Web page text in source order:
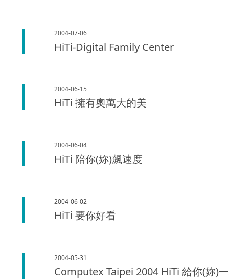
2004-07-06
HiTi-Digital Family Center
2004-06-15
HiTi 擁有奧萬大的美
2004-06-04
HiTi 陪你(妳)飆速度
2004-06-02
HiTi 要你好看
2004-05-31
Computex Taipei 2004 HiTi 給你(妳)